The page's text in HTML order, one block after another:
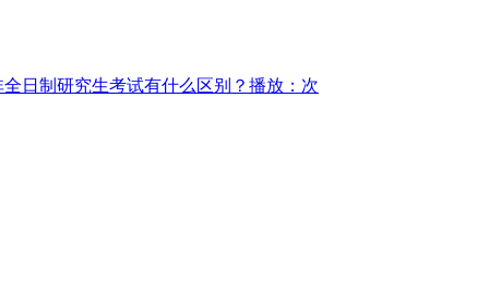
日制研究生考试有什么区别？ 播放：次